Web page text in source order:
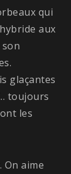
qui
aux
glaçantes
toujours
les
aime